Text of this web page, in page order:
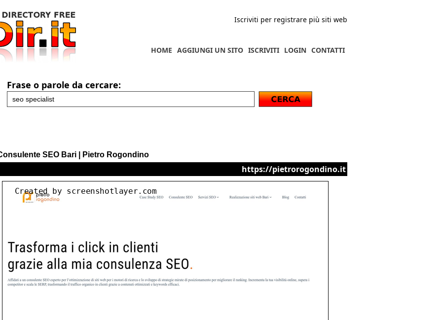
Iscriviti per registrare più siti web
CONTATTI
LOGIN
ISCRIVITI
AGGIUNGI UN SITO
HOME
Frase o parole da cercare:
SEO Bari | Pietro Rogondino
https://pietrorogondino.it